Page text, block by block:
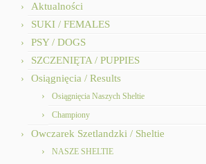
Aktualności
SUKI / FEMALES
PSY / DOGS
SZCZENIĘTA / PUPPIES
Osiągnięcia / Results
Osiągnięcia Naszych Sheltie
Championy
Owczarek Szetlandzki / Sheltie
NASZE SHELTIE